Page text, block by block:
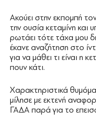
Ακούει στην εκπομπή
την ουσία κεταμίνη και
ρωτάει τότε τάχα μου
έκανε αναζήτηση στο
για να μάθει τι είναι η
πουν κάτι.
Χαρακτηριστικά
μίλησε με εκτενή
ΓΑΔΑ παρά για το